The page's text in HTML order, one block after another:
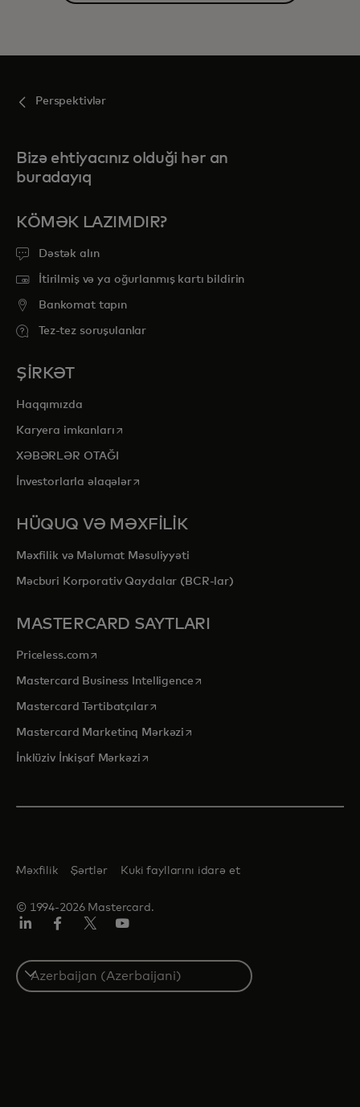
Perspektivlər
Bizə ehtiyacınız olduği hər an
buradayıq
KÖMƏK LAZIMDIR?
Dəstək alın
İtirilmiş və ya oğurlanmış kartı bildirin
Bankomat tapın
Tez-tez soruşulanlar
ŞİRKƏT
Haqqımızda
Karyera imkanlarıopens in a new tab
XƏBƏRLƏR OTAĞI
İnvestorlarla əlaqələropens in a new tab
HÜQUQ VƏ MƏXFİLİK
Məxfilik və Məlumat Məsuliyyəti
Məcburi Korporativ Qaydalar (BCR-lar)
MASTERCARD SAYTLARI
Priceless.com opens in a new tab
Mastercard Business Intelligenceopens in a new tab
Mastercard Tərtibatçılaropens in a new tab
Mastercard Marketinq Mərkəzi opens in a new tab
İnklüziv İnkişaf Mərkəziopens in a new tab
© 1994-2026 Mastercard.
Məxfilik Şərtlər Kuki fayllarını idarə et
Select
a
country